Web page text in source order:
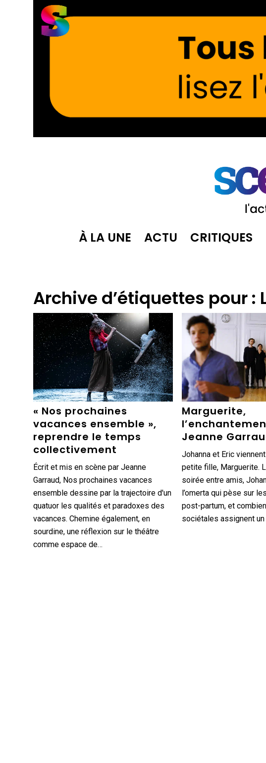
À LA UNE ACTU CRITIQUES
Archive d’étiquettes pour :
« Nos prochaines
vacances ensemble »,
reprendre le temps
collectivement
Écrit et mis en scène par Jeanne
Garraud, Nos prochaines vacances
ensemble dessine par la trajectoire d'un
quatuor les qualités et paradoxes des
vacances. Chemine également, en
sourdine, une réflexion sur le théâtre
comme espace de…
Marguerite,
Jeanne
Johanna et Eric
petite fille, Marguerite.
soirée entre amis,
l’omerta qui pèse sur
post-partum, et
sociétales assignent